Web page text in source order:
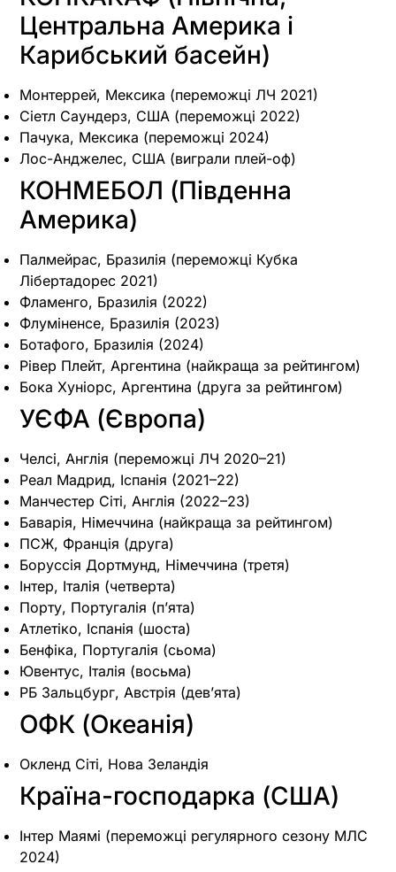
Центральна Америка і
Карибський басейн)
Монтеррей, Мексика (переможці ЛЧ 2021)
Сіетл Саундерз, США (переможці 2022)
Пачука, Мексика (переможці 2024)
Лос-Анджелес, США (виграли плей-оф)
КОНМЕБОЛ (Південна
Америка)
Палмейрас, Бразилія (переможці Кубка
Лібертадорес 2021)
Фламенго, Бразилія (2022)
Флуміненсе, Бразилія (2023)
Ботафого, Бразилія (2024)
Рівер Плейт, Аргентина (найкраща за рейтингом)
Бока Хуніорс, Аргентина (друга за рейтингом)
УЄФА (Європа)
Челсі, Англія (переможці ЛЧ 2020–21)
Реал Мадрид, Іспанія (2021–22)
Манчестер Сіті, Англія (2022–23)
Баварія, Німеччина (найкраща за рейтингом)
ПСЖ, Франція (друга)
Боруссія Дортмунд, Німеччина (третя)
Інтер, Італія (четверта)
Порту, Португалія (п’ята)
Атлетіко, Іспанія (шоста)
Бенфіка, Португалія (сьома)
Ювентус, Італія (восьма)
РБ Зальцбург, Австрія (дев’ята)
ОФК (Океанія)
Окленд Сіті, Нова Зеландія
Країна-господарка (США)
Інтер Маямі (переможці регулярного сезону МЛС
2024)